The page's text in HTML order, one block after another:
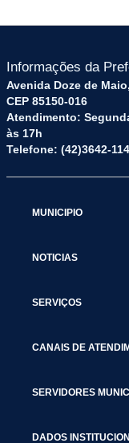
Informações da
Avenida Doze de
CEP 85150-016
Atendimento:
às 17h
Telefone: (42)3642-
MUNICIPIO
NOTICIAS
SERVIÇOS
CANAIS DE
SERVIDORES
DADOS